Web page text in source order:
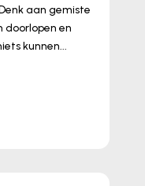
aan gemiste
doorlopen en
kunnen...